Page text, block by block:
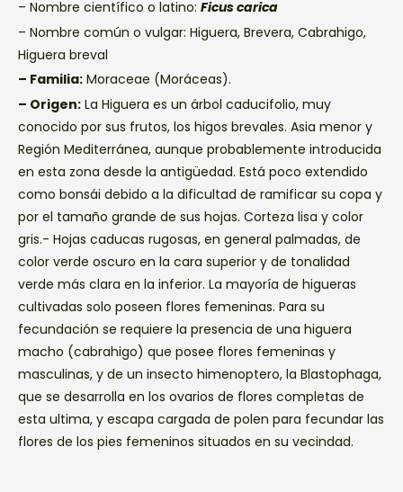
– Nombre científico o latino: Ficus carica
– Nombre común o vulgar: Higuera, Brevera, Cabrahigo,
Higuera breval
– Familia: Moraceae (Moráceas).
– Origen: La Higuera es un árbol caducifolio, muy
conocido por sus frutos, los higos brevales. Asia menor y
Región Mediterránea, aunque probablemente introducida
en esta zona desde la antigüedad. Está poco extendido
como bonsái debido a la dificultad de ramificar su copa y
por el tamaño grande de sus hojas. Corteza lisa y color
gris.- Hojas caducas rugosas, en general palmadas, de
color verde oscuro en la cara superior y de tonalidad
verde más clara en la inferior. La mayoría de higueras
cultivadas solo poseen flores femeninas. Para su
fecundación se requiere la presencia de una higuera
macho (cabrahigo) que posee flores femeninas y
masculinas, y de un insecto himenoptero, la Blastophaga,
que se desarrolla en los ovarios de flores completas de
esta ultima, y escapa cargada de polen para fecundar las
flores de los pies femeninos situados en su vecindad.